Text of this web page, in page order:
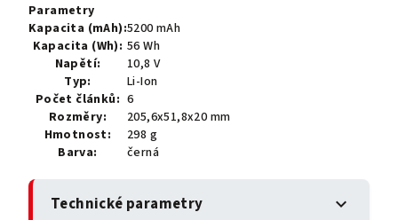
Parametry
Kapacita (mAh):5200 mAh
Kapacita (Wh): 56 Wh
Napětí:
10,8 V
Typ:
Li-Ion
Počet článků: 6
Rozměry:
205,6x51,8x20 mm
Hmotnost:
298 g
Barva:
černá
Technické parametry expand_more